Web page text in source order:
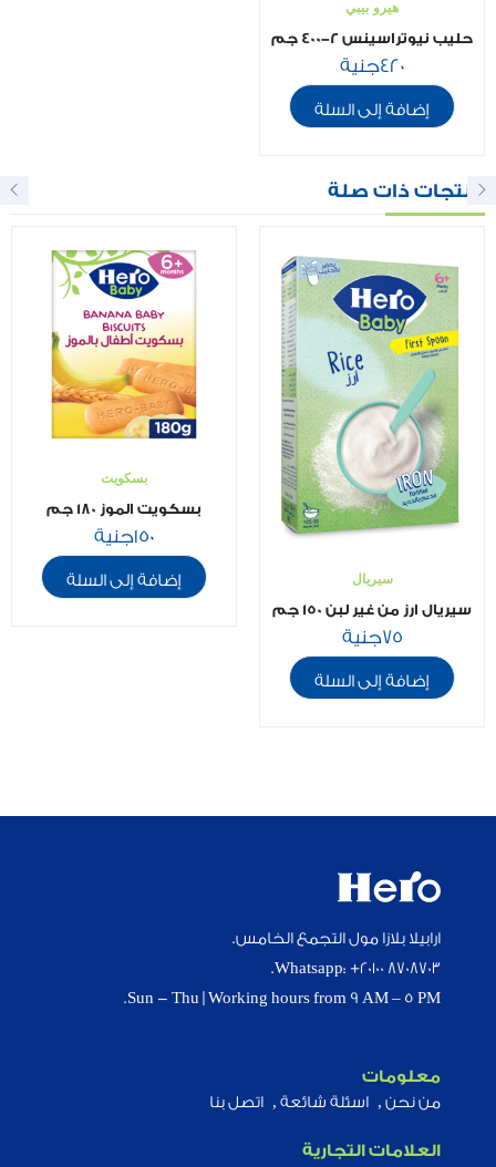
هيرو بيبي
حليب نيوتراسينس 2-400 جم
420جنية
إضافة إلى السلة
منتجات ذات صلة
سيريال
سيريال ارز من غير لبن ١٥٠ جم
75جنية
إضافة إلى السلة
بسكويت
بسكويت الموز 180 جم
150جنية
إضافة إلى السلة
ارابيلا بلازا مول التجمع الخامس.
Whatsapp: +20100 8708703.
Sun - Thu | Working hours from 9 AM – 5 PM.
معلومات
من نحن اسئلة شائعة اتصل بنا
العلامات التجارية